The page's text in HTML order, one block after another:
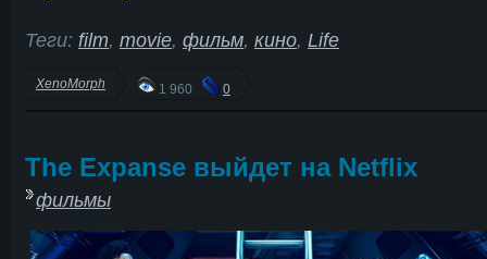
Теги: film, movie, фильм, кино, Life
XenoMorph 1 960 0
The Expanse выйдет на Netflix
фильмы